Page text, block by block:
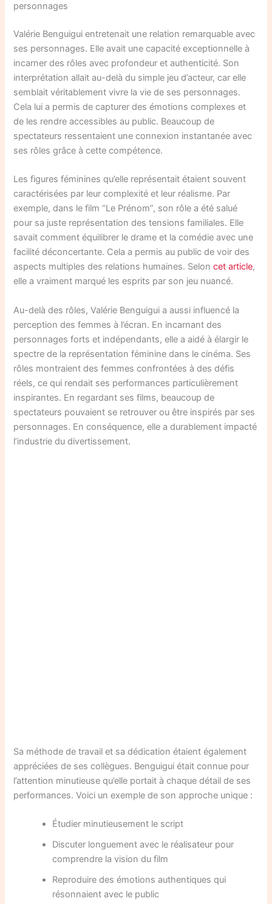
personnages
Valérie Benguigui entretenait une relation remarquable avec
ses personnages. Elle avait une capacité exceptionnelle à
incarner des rôles avec profondeur et authenticité. Son
interprétation allait au-delà du simple jeu d’acteur, car elle
semblait véritablement vivre la vie de ses personnages.
Cela lui a permis de capturer des émotions complexes et
de les rendre accessibles au public. Beaucoup de
spectateurs ressentaient une connexion instantanée avec
ses rôles grâce à cette compétence.
Les figures féminines qu’elle représentait étaient souvent
caractérisées par leur complexité et leur réalisme. Par
exemple, dans le film “Le Prénom”, son rôle a été salué
pour sa juste représentation des tensions familiales. Elle
savait comment équilibrer le drame et la comédie avec une
facilité déconcertante. Cela a permis au public de voir des
aspects multiples des relations humaines. Seloncet article,
elle a vraiment marqué les esprits par son jeu nuancé.
Au-delà des rôles, Valérie Benguigui a aussi influencé la
perception des femmes à l’écran. En incarnant des
personnages forts et indépendants, elle a aidé à élargir le
spectre de la représentation féminine dans le cinéma. Ses
rôles montraient des femmes confrontées à des défis
réels, ce qui rendait ses performances particulièrement
inspirantes. En regardant ses films, beaucoup de
spectateurs pouvaient se retrouver ou être inspirés par ses
personnages. En conséquence, elle a durablement impacté
l’industrie du divertissement.
Sa méthode de travail et sa dédication étaient également
appréciées de ses collègues. Benguigui était connue pour
l’attention minutieuse qu’elle portait à chaque détail de ses
performances. Voici un exemple de son approche unique :
Étudier minutieusement le script
Discuter longuement avec le réalisateur pour
comprendre la vision du film
Reproduire des émotions authentiques qui
résonnaient avec le public